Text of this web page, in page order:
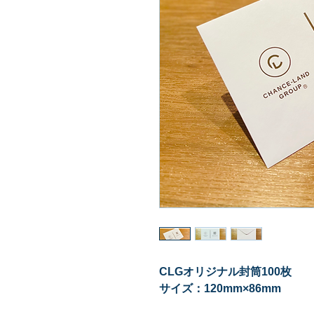
CLGオリジナル封筒100枚
サイズ：120mm×86mm